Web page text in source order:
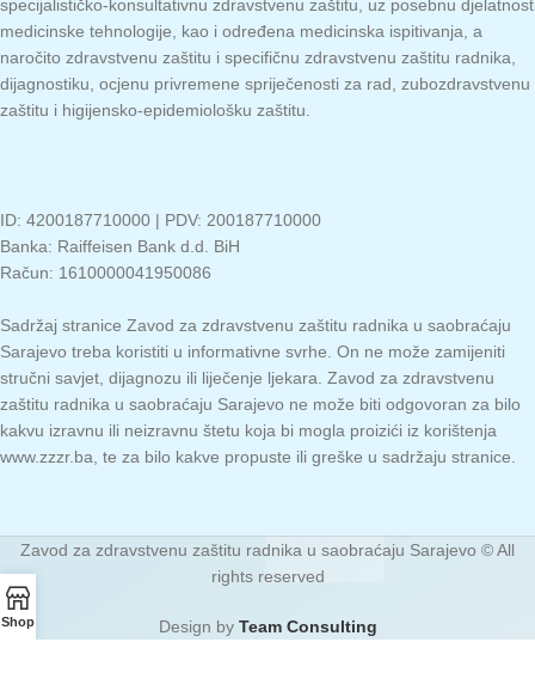
specijalističko-konsultativnu zdravstvenu zaštitu, uz posebnu djelatnost
medicinske tehnologije, kao i određena medicinska ispitivanja, a
naročito zdravstvenu zaštitu i specifičnu zdravstvenu zaštitu radnika,
dijagnostiku, ocjenu privremene spriječenosti za rad, zubozdravstvenu
zaštitu i higijensko-epidemiološku zaštitu.
ID: 4200187710000 | PDV: 200187710000
Banka: Raiffeisen Bank d.d. BiH
Račun: 1610000041950086
Sadržaj stranice Zavod za zdravstvenu zaštitu radnika u saobraćaju
Sarajevo treba koristiti u informativne svrhe. On ne može zamijeniti
stručni savjet, dijagnozu ili liječenje ljekara. Zavod za zdravstvenu
zaštitu radnika u saobraćaju Sarajevo ne može biti odgovoran za bilo
kakvu izravnu ili neizravnu štetu koja bi mogla proizići iz korištenja
www.zzzr.ba, te za bilo kakve propuste ili greške u sadržaju stranice.
Zavod za zdravstvenu zaštitu radnika u saobraćaju Sarajevo © All
rights reserved
Design by Team Consulting
Shop